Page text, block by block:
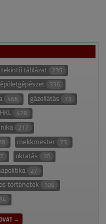
táblázat 235
épületgépészet 336
466 gázellátás 73
HKL 478
217
mekkmester 73
oktatás 10
27
történetek 100
→